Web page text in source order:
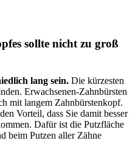
sollte nicht zu groß
lang sein. Die kürzesten
Erwachsenen-Zahnbürsten
mit langem Zahnbürstenkopf.
Vorteil, dass Sie damit besser
Dafür ist die Putzfläche
beim Putzen aller Zähne